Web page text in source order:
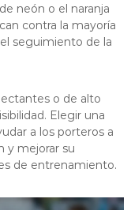
neón o el naranja
contra la mayoría
seguimiento de la
o de alto
Elegir una
a los porteros a
y mejorar su
de entrenamiento.